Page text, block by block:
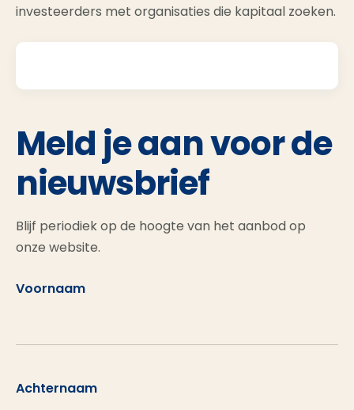
investeerders met organisaties die kapitaal zoeken.
Meld je aan voor de
nieuwsbrief
Blijf periodiek op de hoogte van het aanbod op
onze website.
Voornaam
Achternaam